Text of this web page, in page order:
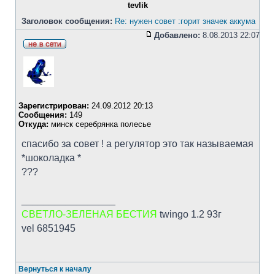
tevlik
Заголовок сообщения: Re: нужен совет :горит значек аккума
Добавлено: 8.08.2013 22:07
Зарегистрирован: 24.09.2012 20:13
Сообщения: 149
Откуда: минск серебрянка полесье
спасибо за совет ! а регулятор это так называемая
*шоколадка *
???
СВЕТЛО-ЗЕЛЕНАЯ БЕСТИЯ twingo 1.2 93г
vel 6851945
Вернуться к началу